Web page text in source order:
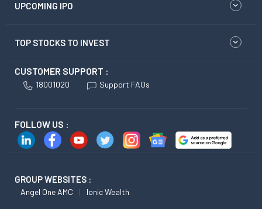
UPCOMING IPO
TOP STOCKS TO INVEST
CUSTOMER SUPPORT :
18001020 Support FAQs
FOLLOW US :
GROUP WEBSITES :
Angel One AMC Ionic Wealth